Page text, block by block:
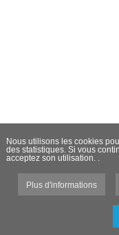
Nous utilisons les cookies
des statistiques. Si vous
acceptez son utilisation. .
Plus d'informations